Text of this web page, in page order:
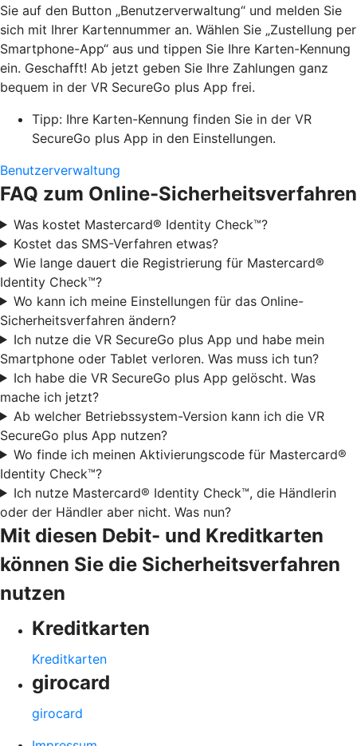
Sie auf den Button „Benutzerverwaltung“ und melden Sie
sich mit Ihrer Kartennummer an. Wählen Sie „Zustellung per
Smartphone-App“ aus und tippen Sie Ihre Karten-Kennung
ein. Geschafft! Ab jetzt geben Sie Ihre Zahlungen ganz
bequem in der VR SecureGo plus App frei.
Tipp: Ihre Karten-Kennung finden Sie in der VR
SecureGo plus App in den Einstellungen.
Benutzerverwaltung
FAQ zum Online-Sicherheitsverfahren
Was kostet Mastercard® Identity Check™?
Kostet das SMS-Verfahren etwas?
Wie lange dauert die Registrierung für Mastercard®
Identity Check™?
Wo kann ich meine Einstellungen für das Online-
Sicherheitsverfahren ändern?
Ich nutze die VR SecureGo plus App und habe mein
Smartphone oder Tablet verloren. Was muss ich tun?
Ich habe die VR SecureGo plus App gelöscht. Was
mache ich jetzt?
Ab welcher Betriebssystem-Version kann ich die VR
SecureGo plus App nutzen?
Wo finde ich meinen Aktivierungscode für Mastercard®
Identity Check™?
Ich nutze Mastercard® Identity Check™, die Händlerin
oder der Händler aber nicht. Was nun?
Mit diesen Debit- und Kreditkarten
können Sie die Sicherheitsverfahren
nutzen
Kreditkarten
Kreditkarten
girocard
girocard